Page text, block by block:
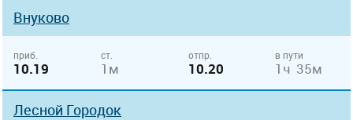
Внуково
приб.
10.19
ст.
1м
отпр.
10.20
в пути
1ч 35м
Лесной Городок